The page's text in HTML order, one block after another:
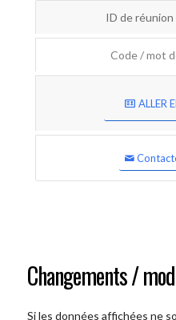
ID de réunion
Code / mot
ALLER
Changements /
Si les données affichées ne